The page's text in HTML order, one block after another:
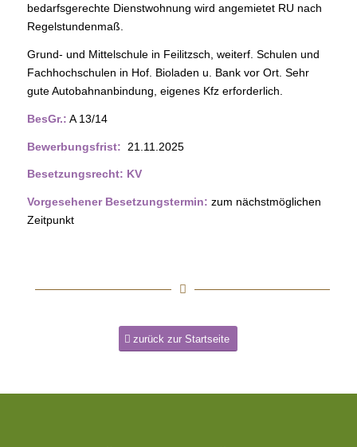
bedarfsgerechte Dienstwohnung wird angemietet RU nach
Regelstundenmaß.
Grund- und Mittelschule in Feilitzsch, weiterf. Schulen und
Fachhochschulen in Hof. Bioladen u. Bank vor Ort. Sehr
gute Autobahnanbindung, eigenes Kfz erforderlich.
BesGr.: A 13/14
Bewerbungsfrist: 21.11.2025
Besetzungsrecht: KV
Vorgesehener Besetzungstermin: zum nächstmöglichen
Zeitpunkt
zurück zur Startseite